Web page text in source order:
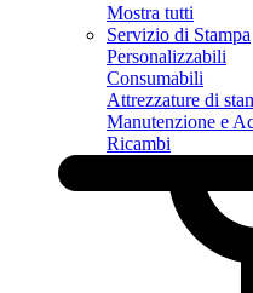
Mostra tutti
Servizio di Stampa
Personalizzabili
Consumabili
Attrezzature di
Manutenzione e
Ricambi